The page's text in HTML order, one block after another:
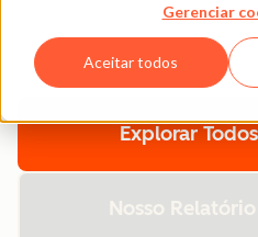
Gerenciar
Aceitar todos
você a expandir seu
formato para encontrar
Explorar
Nosso